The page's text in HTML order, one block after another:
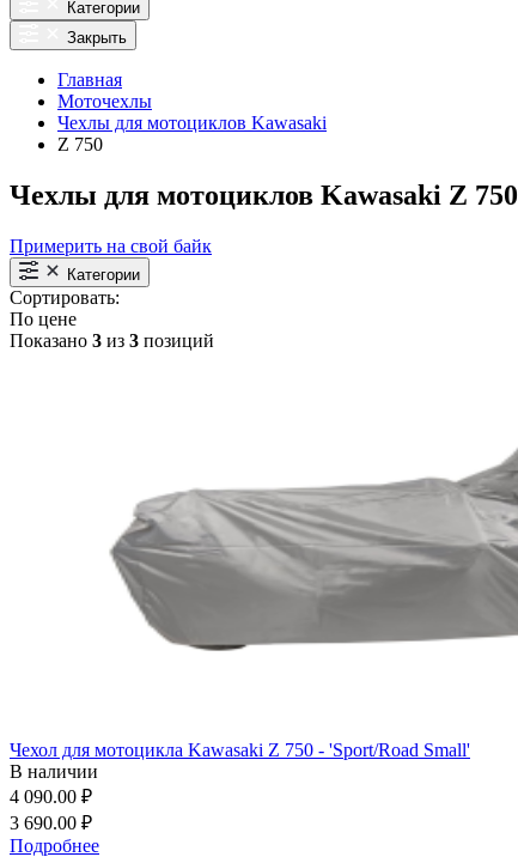
Категории
Закрыть
Главная
Моточехлы
Чехлы для мотоциклов Kawasaki
Z 750
Чехлы для мотоциклов Kawasaki Z 750
Примерить на свой байк
Категории
Сортировать:
По цене
Показано 3 из 3 позиций
Чехол для мотоцикла Kawasaki Z 750 - 'Sport/Road Small'
В наличии
4 090.00 ₽
3 690.00 ₽
Подробнее